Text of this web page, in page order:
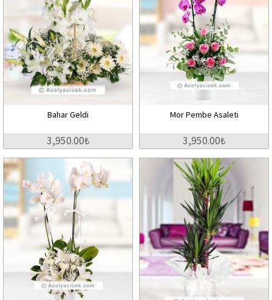
Bahar Geldi
3,950.00₺
Mor Pembe Asaleti
3,950.00₺